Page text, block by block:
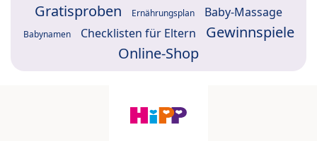
Gratisproben Ernährungsplan Baby-Massage
Babynamen Checklisten für Eltern
Gewinnspiele
Online-Shop